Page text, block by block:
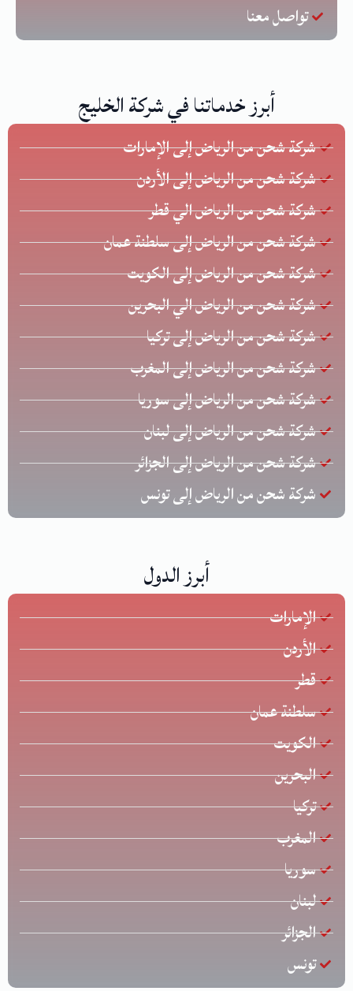
تواصل معنا
أبرز خدماتنا في شركة الخليج
شركة شحن من الرياض إلى الإمارات
شركة شحن من الرياض إلى الأردن
شركة شحن من الرياض الي قطر
شركة شحن من الرياض إلى سلطنة عمان
شركة شحن من الرياض إلى الكويت
شركة شحن من الرياض الي البحرين
شركة شحن من الرياض إلى تركيا
شركة شحن من الرياض إلى المغرب
شركة شحن من الرياض إلى سوريا
شركة شحن من الرياض إلى لبنان
شركة شحن من الرياض إلى الجزائر
شركة شحن من الرياض إلى تونس
أبرز الدول
الإمارات
الأردن
قطر
سلطنة عمان
الكويت
البحرين
تركيا
المغرب
سوريا
لبنان
الجزائر
تونس